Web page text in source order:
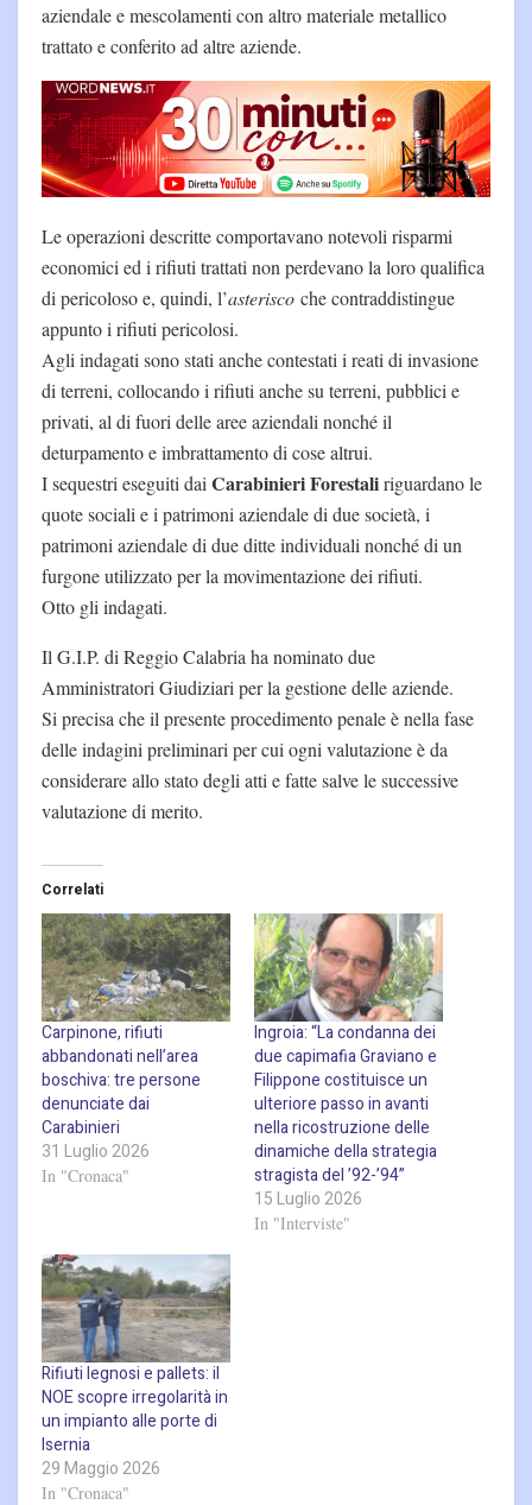
aziendale e mescolamenti con altro materiale metallico
trattato e conferito ad altre aziende.
Le operazioni descritte comportavano notevoli risparmi
economici ed i rifiuti trattati non perdevano la loro qualifica
di pericoloso e, quindi, l’asterisco che contraddistingue
appunto i rifiuti pericolosi.
Agli indagati sono stati anche contestati i reati di invasione
di terreni, collocando i rifiuti anche su terreni, pubblici e
privati, al di fuori delle aree aziendali nonché il
deturpamento e imbrattamento di cose altrui.
I sequestri eseguiti dai Carabinieri Forestaliriguardano le
quote sociali e i patrimoni aziendale di due società, i
patrimoni aziendale di due ditte individuali nonché di un
furgone utilizzato per la movimentazione dei rifiuti.
Otto gli indagati.
Il G.I.P. di Reggio Calabria ha nominato due
Amministratori Giudiziari per la gestione delle aziende.
Si precisa che il presente procedimento penale è nella fase
delle indagini preliminari per cui ogni valutazione è da
considerare allo stato degli atti e fatte salve le successive
valutazione di merito.
Correlati
Carpinone, rifiuti
abbandonati nell’area
boschiva: tre persone
denunciate dai
Carabinieri
31 Luglio 2026
In "Cronaca"
Ingroia: “La condanna dei
due capimafia Graviano e
Filippone costituisce un
ulteriore passo in avanti
nella ricostruzione delle
dinamiche della strategia
stragista del ’92-’94”
15 Luglio 2026
In "Interviste"
Rifiuti legnosi e pallets: il
NOE scopre irregolarità in
un impianto alle porte di
Isernia
29 Maggio 2026
In "Cronaca"